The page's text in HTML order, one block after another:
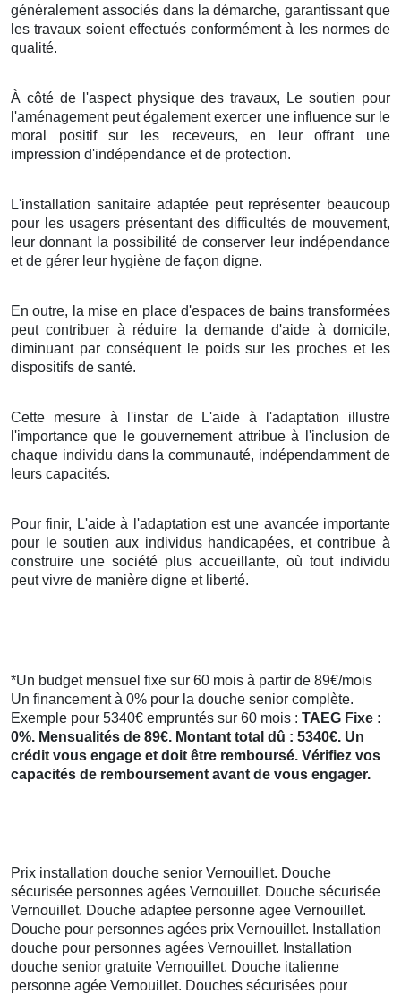
généralement associés dans la démarche, garantissant que
les travaux soient effectués conformément à les normes de
qualité.
À côté de l'aspect physique des travaux, Le soutien pour
l'aménagement peut également exercer une influence sur le
moral positif sur les receveurs, en leur offrant une
impression d'indépendance et de protection.
L'installation sanitaire adaptée peut représenter beaucoup
pour les usagers présentant des difficultés de mouvement,
leur donnant la possibilité de conserver leur indépendance
et de gérer leur hygiène de façon digne.
En outre, la mise en place d'espaces de bains transformées
peut contribuer à réduire la demande d'aide à domicile,
diminuant par conséquent le poids sur les proches et les
dispositifs de santé.
Cette mesure à l'instar de L'aide à l'adaptation illustre
l'importance que le gouvernement attribue à l'inclusion de
chaque individu dans la communauté, indépendamment de
leurs capacités.
Pour finir, L'aide à l'adaptation est une avancée importante
pour le soutien aux individus handicapées, et contribue à
construire une société plus accueillante, où tout individu
peut vivre de manière digne et liberté.
*Un budget mensuel fixe sur 60 mois à partir de 89€/mois
Un financement à 0% pour la douche senior complète.
Exemple pour 5340€ empruntés sur 60 mois : TAEG Fixe :
0%. Mensualités de 89€. Montant total dû : 5340€. Un
crédit vous engage et doit être remboursé. Vérifiez vos
capacités de remboursement avant de vous engager.
Prix installation douche senior Vernouillet. Douche
sécurisée personnes agées Vernouillet. Douche sécurisée
Vernouillet. Douche adaptee personne agee Vernouillet.
Douche pour personnes agées prix Vernouillet. Installation
douche pour personnes agées Vernouillet. Installation
douche senior gratuite Vernouillet. Douche italienne
personne agée Vernouillet. Douches sécurisées pour